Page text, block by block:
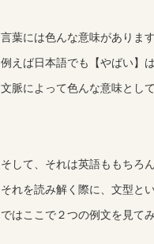
言葉には色んな意味があります
例えば日本語でも【やばい】
文脈によって色んな意味とし
そして、それは英語ももちろ
それを読み解く際に、文型と
ではここで２つの例文を見て